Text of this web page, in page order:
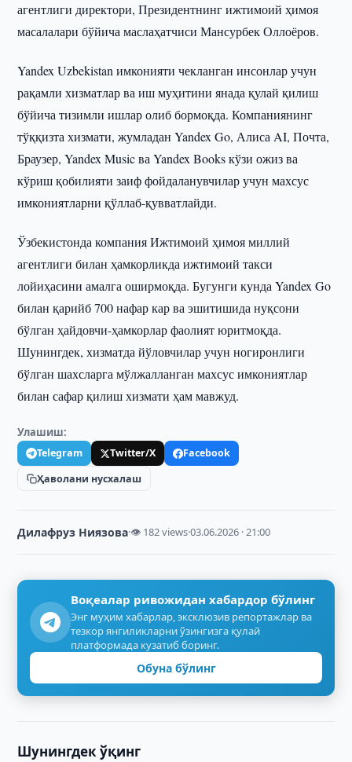
агентлиги директори, Президентнинг ижтимоий ҳимоя
масалалари бўйича маслаҳатчиси Мансурбек Оллоёров.
Yandex Uzbekistan имконияти чекланган инсонлар учун
рақамли хизматлар ва иш муҳитини янада қулай қилиш
бўйича тизимли ишлар олиб бормоқда. Компаниянинг
тўққизта хизмати, жумладан Yandex Go, Алиса AI, Почта,
Браузер, Yandex Music ва Yandex Books кўзи ожиз ва
кўриш қобилияти заиф фойдаланувчилар учун махсус
имкониятларни қўллаб-қувватлайди.
Ўзбекистонда компания Ижтимоий ҳимоя миллий
агентлиги билан ҳамкорликда ижтимоий такси
лойиҳасини амалга оширмоқда. Бугунги кунда Yandex Go
билан қарийб 700 нафар кар ва эшитишида нуқсони
бўлган ҳайдовчи-ҳамкорлар фаолият юритмоқда.
Шунингдек, хизматда йўловчилар учун ногиронлиги
бўлган шахсларга мўлжалланган махсус имкониятлар
билан сафар қилиш хизмати ҳам мавжуд.
Улашиш:
Telegram Twitter/X
Facebook
Ҳаволани нусхалаш
Дилафруз Ниязова·👁 182 views·03.06.2026 · 21:00
Воқеалар ривожидан хабардор бўлинг
Энг муҳим хабарлар, эксклюзив репортажлар ва
тезкор янгиликларни ўзингизга қулай
платформада кузатиб боринг.
Обуна бўлинг
Шунингдек ўқинг